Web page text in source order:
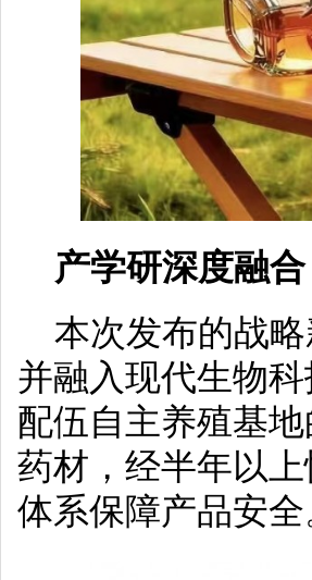
产学研深度融
本次发布的战
并融入现代生物
配伍自主养殖基
药材，经半年以
体系保障产品安全